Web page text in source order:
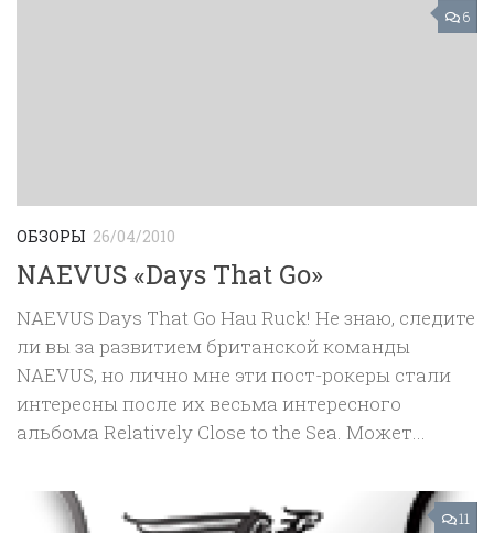
6
ОБЗОРЫ 26/04/2010
NAEVUS «Days That Go»
NAEVUS Days That Go Hau Ruck! Не знаю, следите
ли вы за развитием британской команды
NAEVUS, но лично мне эти пост-рокеры стали
интересны после их весьма интересного
альбома Relatively Close to the Sea. Может...
11